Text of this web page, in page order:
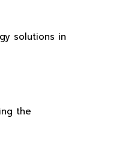
solutions in
the